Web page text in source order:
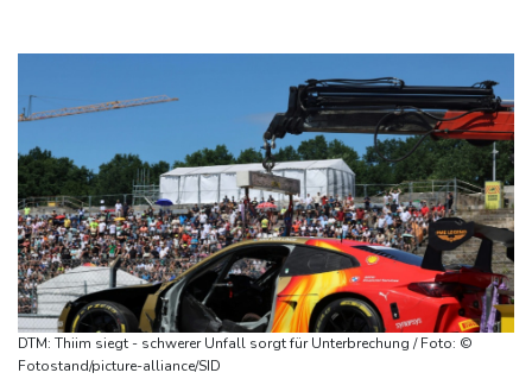
Trauerflor und Schweigeminute: Inter Miami trauert mit Messi
WTA: Sabalenka scheitert überraschend in Toronto
Zwei Bombenanschläge in Kolumbien an erstem Tag im Amt des
neuen Präsidenten Espriella
Busemann: Kein EM-Titel für Neugebauer wäre "eine
Enttäuschung"
Becker: Wer mehr will als Klassenerhalt hat "Fehler im Kopf"
Sohn: Krebs von Ex-Präsident Joe Biden hat sich ausgebreitet
und Metastasen gebildet
DTM: Thiim siegt - schwerer Unfall sorgt für Unterbrechung / Foto: ©
Fotostand/picture-alliance/SID